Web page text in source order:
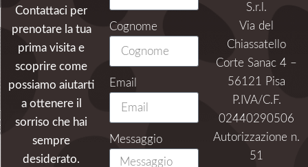
Contattaci per
prenotare la tua
prima visita e
scoprire come
possiamo aiutarti
a ottenere il
sorriso che hai
sempre
desiderato.
Cognome
Email
Messaggio
S.r.l.
Via del
Chiassatello
Corte Sanac 4 –
56121 Pisa
P.IVA/C.F.
02440290506
Autorizzazione n.
51